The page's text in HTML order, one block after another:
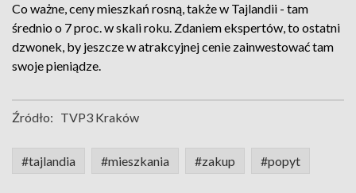
Co ważne, ceny mieszkań rosną, także w Tajlandii - tam
średnio o 7 proc. w skali roku. Zdaniem ekspertów, to ostatni
dzwonek, by jeszcze w atrakcyjnej cenie zainwestować tam
swoje pieniądze.
Źródło: TVP3 Kraków
#tajlandia #mieszkania #zakup #popyt